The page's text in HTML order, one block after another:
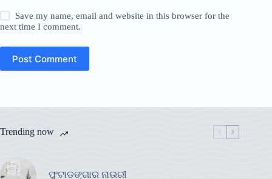
Save my name, email and website in this browser for the
next time I comment.
Post Comment
Trending now
ଫୁଟାଡଙ୍ଗାର ନାଉରୀ